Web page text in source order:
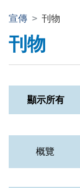
宣傳 刊物
刊物
顯示所有
概覽